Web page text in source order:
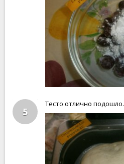
5
Тесто отлично подошло.